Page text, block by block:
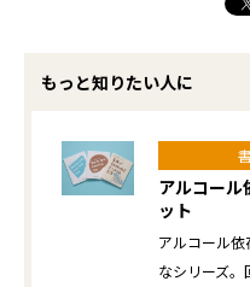
もっと知りたい人に
アルコー
ット
アルコール
なシリーズ